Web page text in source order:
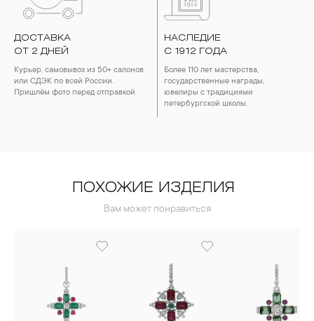
ДОСТАВКА
ОТ 2 ДНЕЙ
Курьер, самовывоз из 50+ салонов
или СДЭК по всей России.
Пришлём фото перед отправкой.
НАСЛЕДИЕ
С 1912 ГОДА
Более 110 лет мастерства,
государственные награды,
ювелиры с традициями
петербургской школы.
ПОХОЖИЕ ИЗДЕЛИЯ
Вам может понравиться